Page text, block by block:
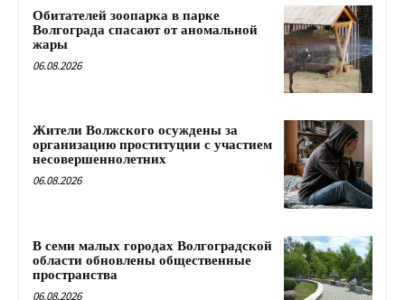
Обитателей зоопарка в парке
Волгограда спасают от аномальной
жары
06.08.2026
Жители Волжского осуждены за
организацию проституции с участием
несовершеннолетних
06.08.2026
В семи малых городах Волгоградской
области обновлены общественные
пространства
06.08.2026